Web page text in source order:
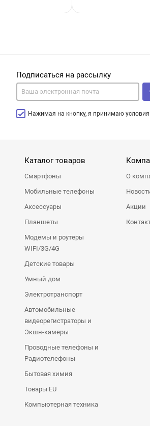
Подписаться на рассылку
Нажимая на кнопку, я принимаю
Каталог товаров
Смартфоны
Мобильные телефоны
Аксессуары
Планшеты
Модемы и роутеры
WIFI/3G/4G
Детские товары
Умный дом
Электротранспорт
Автомобильные
видеорегистраторы и
Экшн-камеры
Проводные телефоны и
Радиотелефоны
Бытовая химия
Товары EU
Компьютерная техника
О
Акции